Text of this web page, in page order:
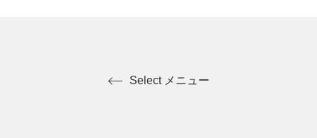
Select メニュー